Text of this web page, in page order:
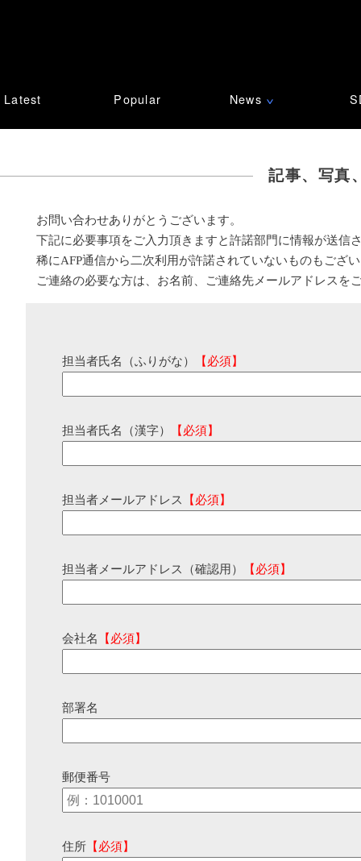
Latest Popular News ∨
記事、写真
お問い合わせありがとうございます。
下記に必要事項をご入力頂きますと許諾部門に情報が送信
稀にAFP通信から二次利用が許諾されていないものもござ
ご連絡の必要な方は、お名前、ご連絡先メールアドレスを
担当者氏名（ふりがな） 【必須】
担当者氏名（漢字） 【必須】
担当者メールアドレス 【必須】
担当者メールアドレス（確認用） 【必須】
会社名 【必須】
部署名
郵便番号
住所 【必須】